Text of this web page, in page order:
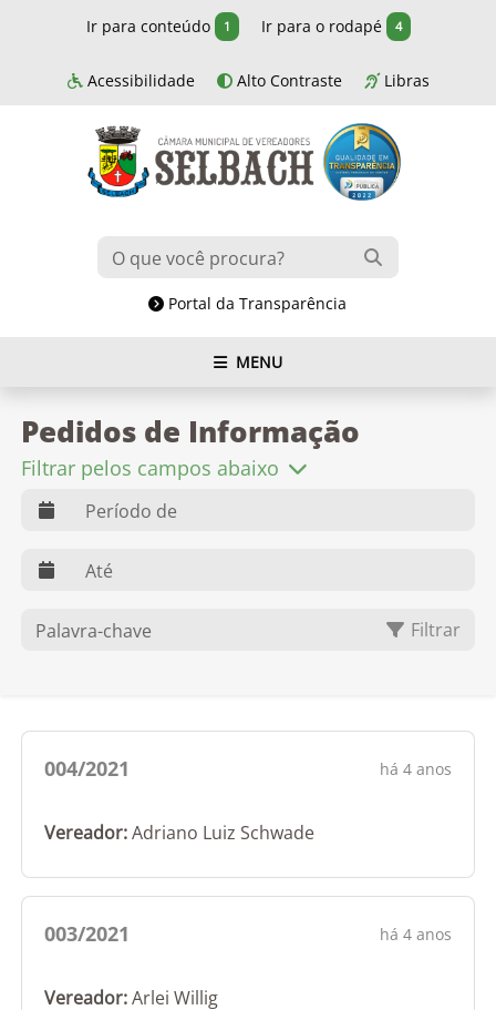
Ir para conteúdo 1 Ir para o rodapé 4
Acessibilidade Alto Contraste Libras
Portal da Transparência
MENU
Pedidos de Informação
Filtrar pelos campos abaixo
web.dts
web.dte
O que você procura? Filtrar
004/2021 há 4 anos
Vereador:Adriano Luiz Schwade
003/2021 há 4 anos
Vereador:Arlei Willig